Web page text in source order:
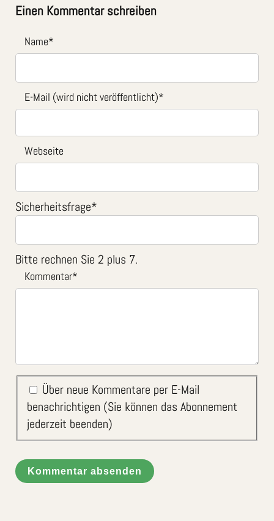
Einen Kommentar schreiben
Name*
E-Mail (wird nicht veröffentlicht)*
Webseite
Sicherheitsfrage*
Bitte rechnen Sie 2 plus 7.
Kommentar*
Über neue Kommentare per E-Mail
benachrichtigen (Sie können das Abonnement
jederzeit beenden)
Kommentar absenden